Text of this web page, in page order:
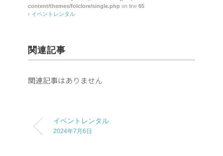
content/themes/folclore/single.php on line 65
› イベントレンタル
関連記事
関連記事はありません
イベントレンタル
2024年7月6日